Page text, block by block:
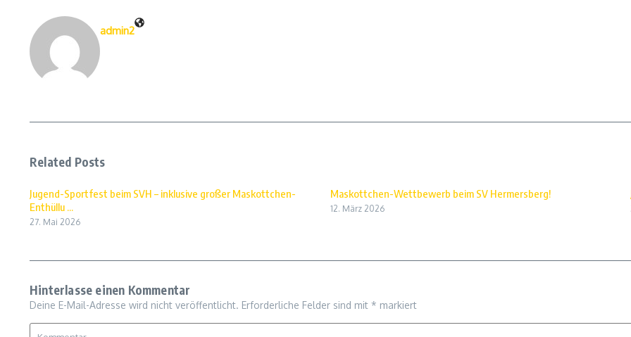
admin2
Related Posts
Jugend-Sportfest beim SVH – inklusive großer Maskottchen-
Enthüllu ...
27. Mai 2026
Maskottchen-Wettbewerb beim SV Hermersberg!
12. März 2026
Hinterlasse einen Kommentar
Deine E-Mail-Adresse wird nicht veröffentlicht. Erforderliche Felder sind mit * markiert